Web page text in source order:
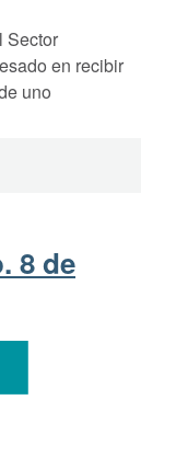
Sector
en recibir
uno
8 de